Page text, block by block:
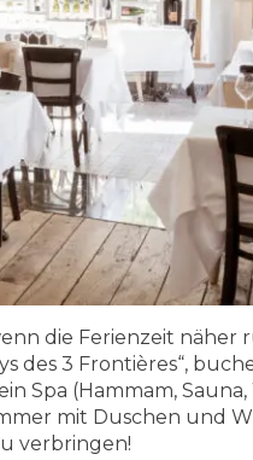
die Ferienzeit näher
des 3 Frontières“,
Spa (Hammam,
mit Duschen und
verbringen!